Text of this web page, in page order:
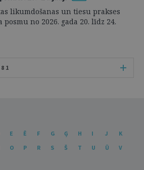
likumdošanas un tiesu prakses
no 2026. gada 20. līdz 24.
E Ē F G Ģ H I J
K
O P R S Š T U Ū
V